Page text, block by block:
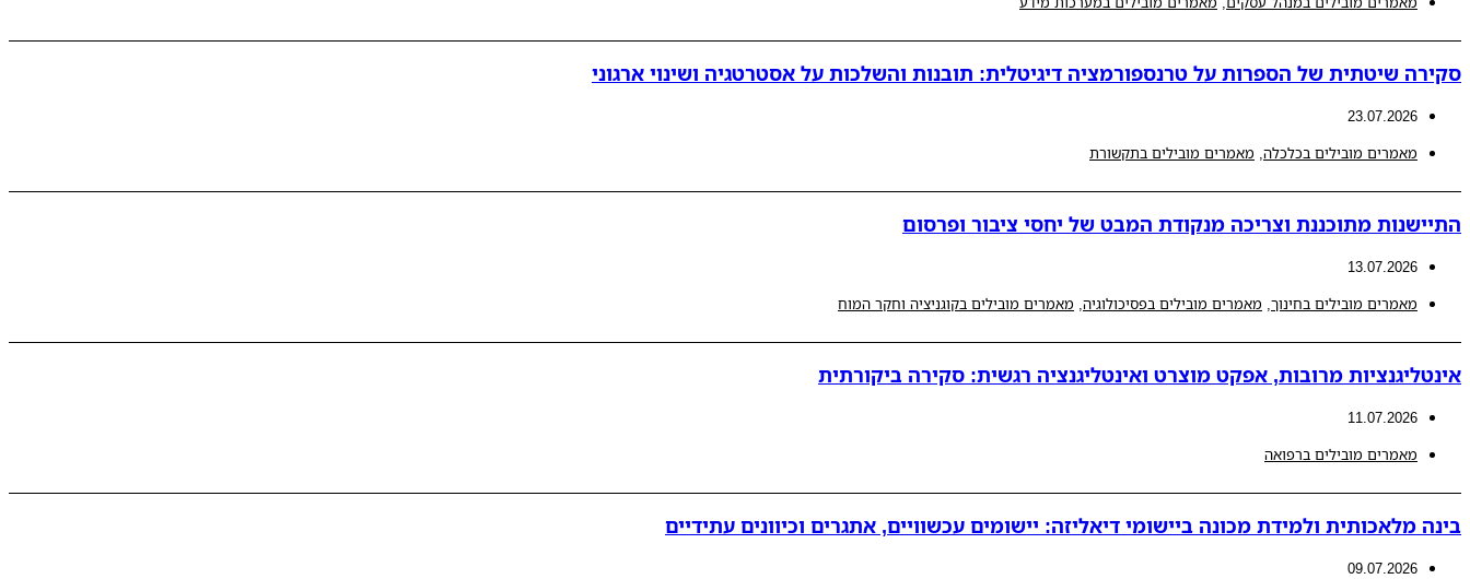
סקירה שיטתית של הספרות על טרנספורמציה דיגיטלית: תובנות והשלכות על אסטרטגיה ושינוי ארגוני
23.07.2026
מאמרים מובילים בכלכלה, מאמרים מובילים בתקשורת
התיישנות מתוכננת וצריכה מנקודת המבט של יחסי ציבור ופרסום
13.07.2026
מאמרים מובילים בחינוך, מאמרים מובילים בפסיכולוגיה, מאמרים מובילים בקוגניציה וחקר המוח
אינטליגנציות מרובות, אפקט מוצרט ואינטליגנציה רגשית: סקירה ביקורתית
11.07.2026
מאמרים מובילים ברפואה
בינה מלאכותית ולמידת מכונה ביישומי דיאליזה: יישומים עכשוויים, אתגרים וכיוונים עתידיים
09.07.2026